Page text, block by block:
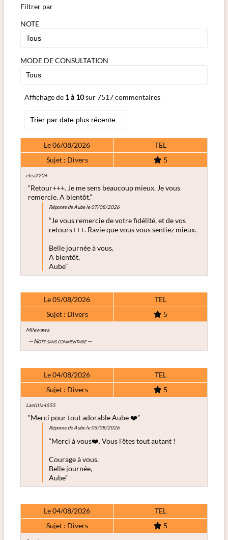
Filtrer par
NOTE
MODE DE CONSULTATION
Affichage de 1 à 10sur 7517 commentaires
Le 06/08/2026
TEL
Sujet : Divers
5
elea2206
“Retour+++. Je me sens beaucoup mieux. Je vous
remercie. A bientôt.”
Réponse de Aube le 07/08/2026
“Je vous remercie de votre fidélité, et de vos
retours+++. Ravie que vous vous sentiez mieux.
Belle journée à vous.
A bientôt,
Aube”
Le 05/08/2026
TEL
Sujet : Divers
5
Mllewawa
-- Note sans commentaire --
Le 04/08/2026
TEL
Sujet : Divers
5
Laetitia4555
“Merci pour tout adorable Aube ❤️”
Réponse de Aube le 05/08/2026
“Merci à vous❤️. Vous l'êtes tout autant !
Courage à vous.
Belle journée,
Aube”
Le 04/08/2026
TEL
Sujet : Divers
5